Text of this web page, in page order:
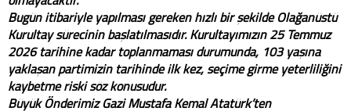
Bugün itibariyle yapılması gereken hızlı bir şekilde Olağanüstü
Kurultay sürecinin başlatılmasıdır. Kurultayımızın 25 Temmuz
2026 tarihine kadar toplanmaması durumunda, 103 yaşına
yaklaşan partimizin tarihinde ilk kez, seçime girme yeterliliğini
kaybetme riski söz konusudur.
Büyük Önderimiz Gazi Mustafa Kemal Atatürk’ten